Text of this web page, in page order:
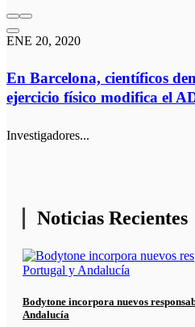
ENE 20, 2020
En Barcelona, científicos
ejercicio físico modifica el
Investigadores...
Noticias Recientes
Bodytone incorpora nuevos
Andalucía